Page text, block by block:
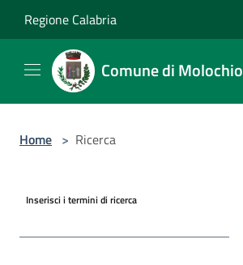
Regione Calabria
Comune di Molochio
Home > Ricerca
Inserisci i termini di ricerca